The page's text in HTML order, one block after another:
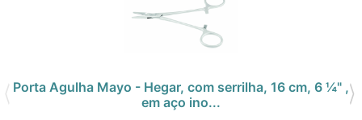
Porta Agulha Mayo - Hegar, com serrilha, 16 cm, 6 ¼" ,
em aço ino...